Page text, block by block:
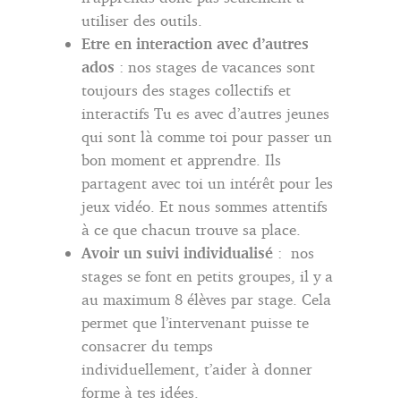
utiliser des outils.
Etre en interaction avec d’autres
ados : nos stages de vacances sont
toujours des stages collectifs et
interactifs Tu es avec d’autres jeunes
qui sont là comme toi pour passer un
bon moment et apprendre. Ils
partagent avec toi un intérêt pour les
jeux vidéo. Et nous sommes attentifs
à ce que chacun trouve sa place.
Avoir un suivi individualisé : nos
stages se font en petits groupes, il y a
au maximum 8 élèves par stage. Cela
permet que l’intervenant puisse te
consacrer du temps
individuellement, t’aider à donner
forme à tes idées.